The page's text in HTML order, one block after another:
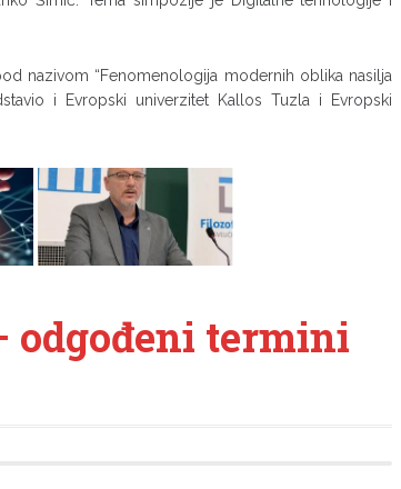
nazivom “Fenomenologija modernih oblika nasilja
i Evropski univerzitet Kallos Tuzla i Evropski
odgođeni termini